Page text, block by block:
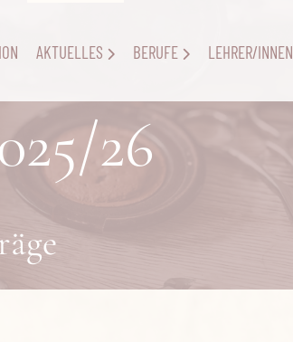
AKTUELLES BERUFE LEHRER/INNEN
26